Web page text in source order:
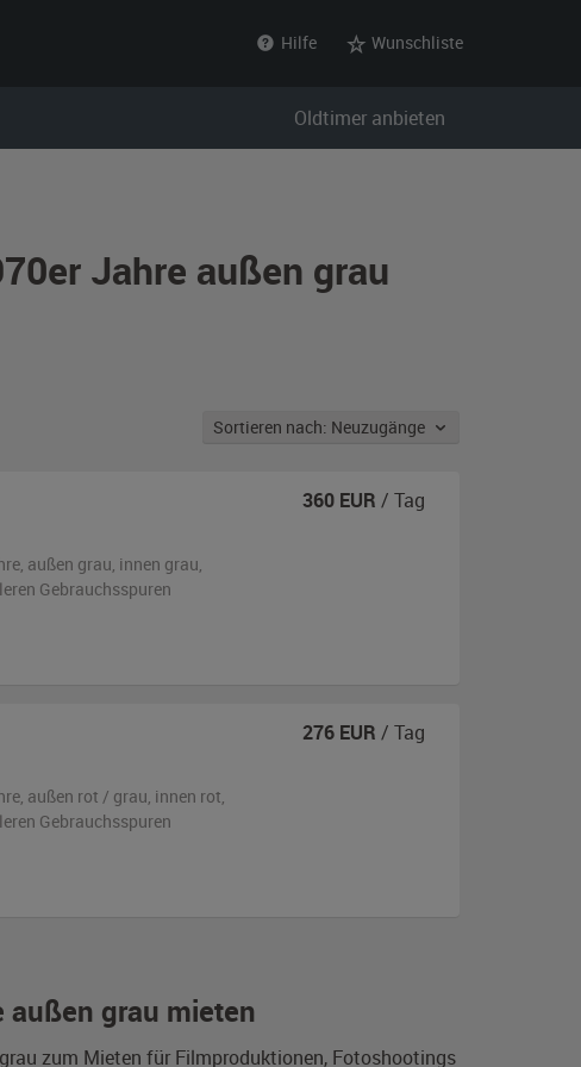
Hilfe Wunschliste
Oldtimer anbieten
Jahre außen grau
Sortieren nach: Neuzugänge
außen grau mieten
zum Mieten für Filmproduktionen, Fotoshootings
außen grau, innen grau,
Gebrauchsspuren
360 EUR / Tag
außen rot / grau, innen rot,
Gebrauchsspuren
276 EUR / Tag